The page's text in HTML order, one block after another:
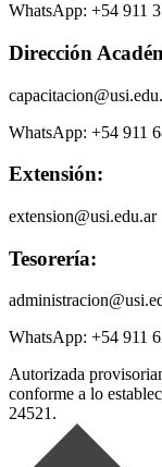
WhatsApp: +54 911
Dirección
WhatsApp: +54 911
Extensión:
extension@usi.edu.ar
Tesorería:
WhatsApp: +54 911
Autorizada
conforme a lo
24521.